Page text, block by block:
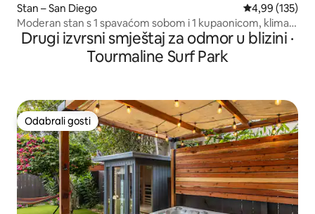
Stan – San Diego Prosječna
4,99 (135)
Moderan stan s 1 spavaćom sobom i 1 kupaonicom, klima-
uređaj, roštilj + perilica/sušilica
Drugi izvrsni smještaj za odmor u blizini ·
Tourmaline Surf Park
Odabrali gosti
Odabrali gosti